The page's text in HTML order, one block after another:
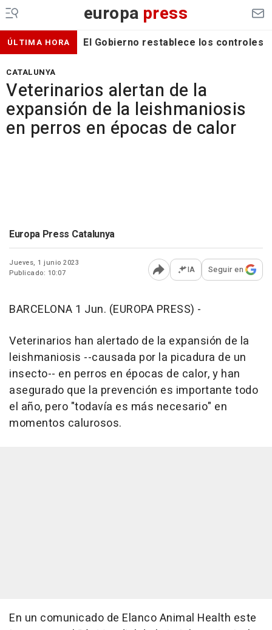
europa press
ÚLTIMA HORA El Gobierno restablece los
CATALUNYA
Veterinarios alertan de la
expansión de la leishmaniosis
en perros en épocas de calor
Europa Press Catalunya
Jueves, 1 junio 2023
Publicado: 10:07
Abrir opciones para
IA Seguir en
BARCELONA 1 Jun. (EUROPA PRESS) -
Veterinarios han alertado de la expansión de la
leishmaniosis --causada por la picadura de un
insecto-- en perros en épocas de calor, y han
asegurado que la prevención es importante todo
el año, pero "todavía es más necesario" en
momentos calurosos.
En un comunicado de Elanco Animal Health este